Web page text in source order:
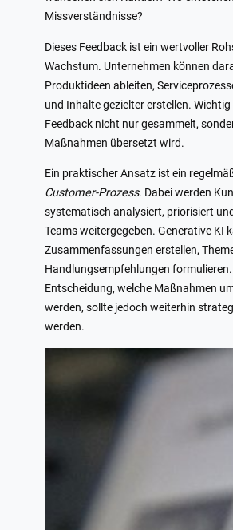
Missverständnisse?
Dieses Feedback ist ein wertvoller
Wachstum. Unternehmen können
Produktideen ableiten,
und Inhalte gezielter erstellen.
Feedback nicht nur gesammelt,
Maßnahmen übersetzt wird.
Ein praktischer Ansatz ist ein
Customer-Prozess. Dabei werden
systematisch analysiert, priorisiert
Teams weitergegeben. Generative KI
Zusammenfassungen erstellen,
Handlungsempfehlungen formulieren.
Entscheidung, welche Maßnahmen
werden, sollte jedoch weiterhin
werden.